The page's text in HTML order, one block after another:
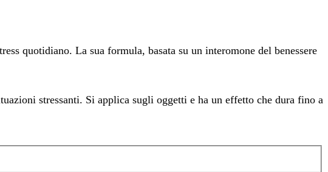
quotidiano. La sua formula, basata su un interomone del benessere
stressanti. Si applica sugli oggetti e ha un effetto che dura fino a